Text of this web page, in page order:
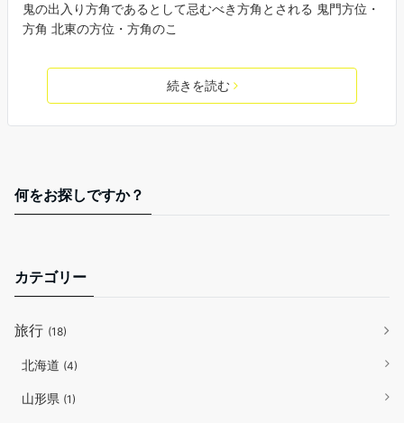
鬼の出入り方角であるとして忌むべき方角とされる 鬼門方位・
方角 北東の方位・方角のこ
続きを読む
何をお探しですか？
カテゴリー
旅行 (18)
北海道 (4)
山形県 (1)